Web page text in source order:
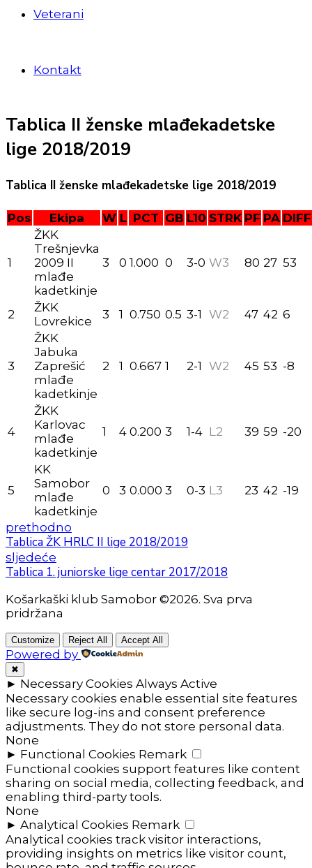
Veterani
Kontakt
Tablica II ženske mlađekadetske
lige 2018/2019
Tablica II ženske mlađekadetske lige 2018/2019
Pos Ekipa W L PCT GB L10 STRK PF PA DIFF
1
ŽKK
Trešnjevka
2009 II
mlađe
kadetkinje
3 0 1.000 0 3-0 W3 80 27 53
2
ŽKK
Lovrekice
3 1 0.750 0.5 3-1 W2 47 42 6
3
ŽKK
Jabuka
Zaprešić
mlađe
kadetkinje
2 1 0.667 1 2-1 W2 45 53 -8
4
ŽKK
Karlovac
mlađe
kadetkinje
1 4 0.200 3 1-4 L2 39 59 -20
5
KK
Samobor
mlađe
kadetkinje
0 3 0.000 3 0-3 L3 23 42 -19
prethodno
Tablica ŽK HRLC II lige 2018/2019
sljedeće
Tablica 1. juniorske lige centar 2017/2018
Košarkaški klub Samobor ©2026. Sva prva
pridržana
Customize Reject All Accept All
Powered by
✖
► Necessary Cookies Always Active
Necessary cookies enable essential site features
like secure log-ins and consent preference
adjustments. They do not store personal data.
None
► Functional Cookies Remark
Functional cookies support features like content
sharing on social media, collecting feedback, and
enabling third-party tools.
None
► Analytical Cookies Remark
Analytical cookies track visitor interactions,
providing insights on metrics like visitor count,